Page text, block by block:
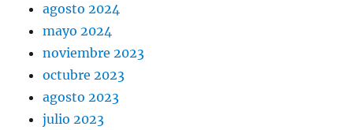
agosto 2024
mayo 2024
noviembre 2023
octubre 2023
agosto 2023
julio 2023